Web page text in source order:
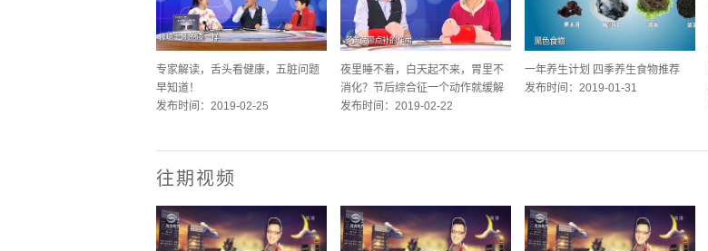
专家解读，舌头看健康，五脏问题
早知道！
发布时间：2019-02-25
夜里睡不着，白天起不来，胃里不
消化？节后综合征一个动作就缓解
发布时间：2019-02-22
一年养生计划 四季养生食物推荐
发布时间：2019-01-31
往期视频